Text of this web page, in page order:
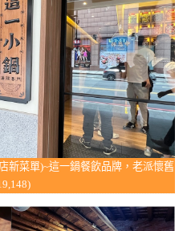
新菜單)~這一鍋餐飲品牌，老派懷舊